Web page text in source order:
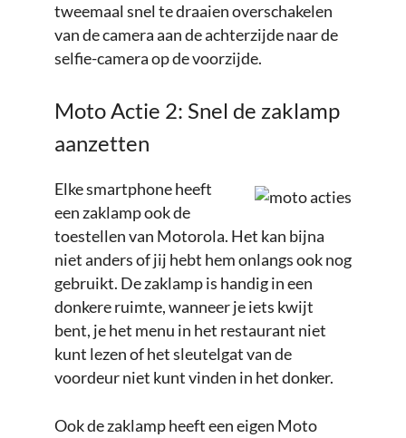
tweemaal snel te draaien overschakelen
van de camera aan de achterzijde naar de
selfie-camera op de voorzijde.
Moto Actie 2: Snel de zaklamp
aanzetten
Elke smartphone heeft
een zaklamp ook de
toestellen van Motorola. Het kan bijna
niet anders of jij hebt hem onlangs ook nog
gebruikt. De zaklamp is handig in een
donkere ruimte, wanneer je iets kwijt
bent, je het menu in het restaurant niet
kunt lezen of het sleutelgat van de
voordeur niet kunt vinden in het donker.
Ook de zaklamp heeft een eigen Moto